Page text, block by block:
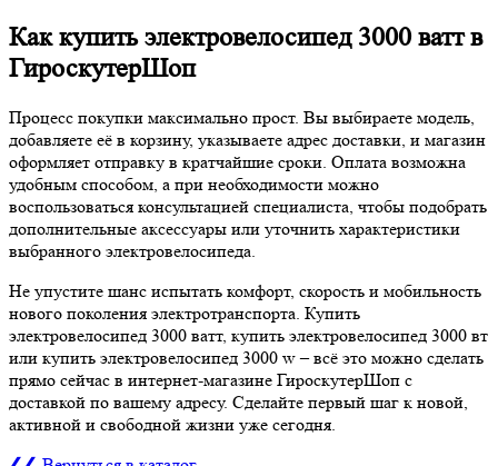
Как купить электровелосипед 3000 ватт в
ГироскутерШоп
Процесс покупки максимально прост. Вы выбираете модель,
добавляете её в корзину, указываете адрес доставки, и магазин
оформляет отправку в кратчайшие сроки. Оплата возможна
удобным способом, а при необходимости можно
воспользоваться консультацией специалиста, чтобы подобрать
дополнительные аксессуары или уточнить характеристики
выбранного электровелосипеда.
Не упустите шанс испытать комфорт, скорость и мобильность
нового поколения электротранспорта. Купить
электровелосипед 3000 ватт, купить электровелосипед 3000 вт
или купить электровелосипед 3000 w – всё это можно сделать
прямо сейчас в интернет-магазине ГироскутерШоп с
доставкой по вашему адресу. Сделайте первый шаг к новой,
активной и свободной жизни уже сегодня.